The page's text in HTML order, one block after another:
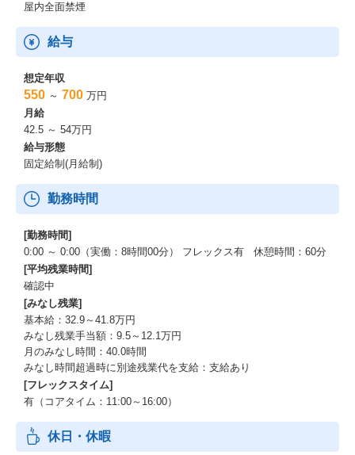
屋内全面禁煙
給与
想定年収
550 ～ 700 万円
月給
42.5 ～ 54万円
給与形態
固定給制(月給制)
勤務時間
[勤務時間]
0:00 ～ 0:00（実働：8時間00分） フレックス有 休憩時間：60分
[平均残業時間]
確認中
[みなし残業]
基本給：32.9～41.8万円
みなし残業手当額：9.5～12.1万円
月のみなし時間：40.0時間
みなし時間超過時に別途残業代を支給：支給あり
[フレックスタイム]
有（コアタイム：11:00～16:00）
休日・休暇